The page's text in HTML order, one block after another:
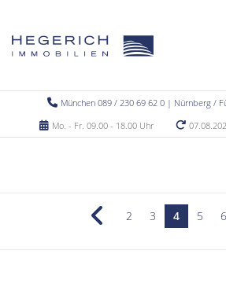
München 089 / 230 69 62 0 | Nürnberg /
Mo. - Fr. 09.00 - 18.00 Uhr
2 3 4 5 6